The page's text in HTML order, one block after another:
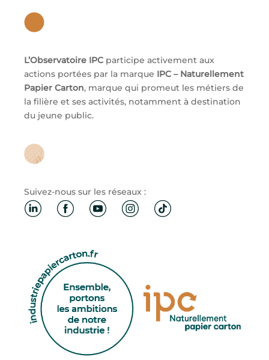
L’Observatoire IPC participe activement aux
actions portées par la marque IPC – Naturellement
Papier Carton, marque qui promeut les métiers de
la filière et ses activités, notamment à destination
du jeune public.
Suivez-nous sur les réseaux :